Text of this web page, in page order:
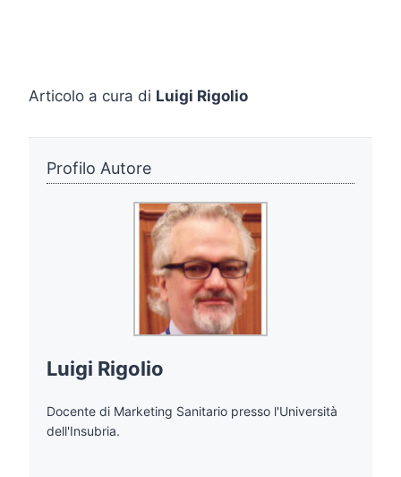
Articolo a cura di Luigi Rigolio
Profilo Autore
Luigi Rigolio
Docente di Marketing Sanitario presso l'Università
dell'Insubria.